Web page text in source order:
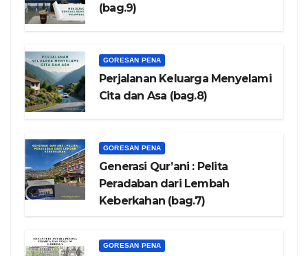
(bag.9)
GORESAN PENA
Perjalanan Keluarga Menyelami
Cita dan Asa (bag.8)
GORESAN PENA
Generasi Qur’ani : Pelita
Peradaban dari Lembah
Keberkahan (bag.7)
GORESAN PENA